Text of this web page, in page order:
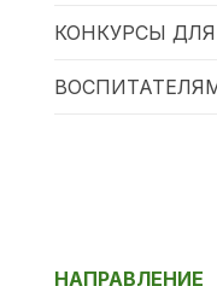
КОНКУРСЫ
НАПРАВЛЕНИЕ